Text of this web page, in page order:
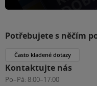
Potřebujete s něčím
Často kladené dotazy
Kontaktujte nás
Po–Pá: 8:00–17:00